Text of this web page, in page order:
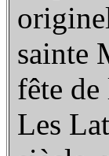
sainte
fête
Les